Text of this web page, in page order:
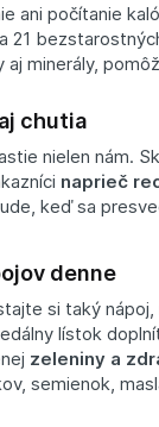
ani počítanie
21
aj minerály,
chutia
nielen nám.
naprieč
keď sa
denne
si taký
lístok
zeleniny a
semienok,